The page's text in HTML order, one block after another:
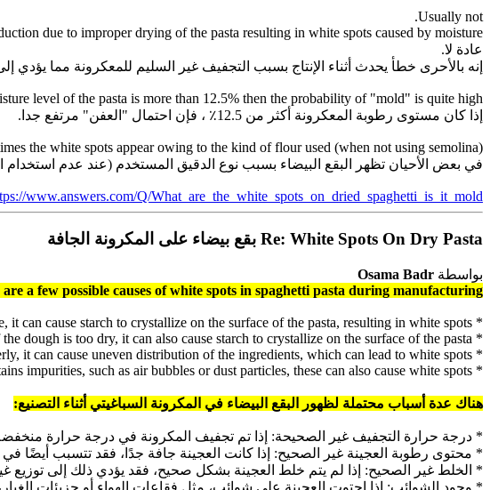
Usually not.
due to improper drying of the pasta resulting in white spots caused by moisture.
عادة لا.
إنه بالأحرى خطأ يحدث أثناء الإنتاج بسبب التجفيف غير السليم للمعكرونة مما يؤدي
level of the pasta is more than 12.5% then the probability of "mold" is quite high.
إذا كان مستوى رطوبة المعكرونة أكثر من 12.5٪ ، فإن احتمال "العفن" مرتفع جدا.
the white spots appear owing to the kind of flour used (when not using semolina)
في بعض الأحيان تظهر البقع البيضاء بسبب نوع الدقيق المستخدم (عند عدم استخدام
www.answers.com/Q/What_are_the_white_spots_on_dried_spaghetti_is_it_mold
Re: White Spots On Dry Pasta بقع بيضاء على المكرونة الجافة
بواسطة Osama Badr
a few possible causes of white spots in spaghetti pasta during manufacturing:
* Incorrect drying temperature: If the pasta is dried at too low of a temperature, it can cause starch to crystallize on the surface of the pasta, resulting in white spots.
* Incorrect dough moisture content: If the dough is too dry, it can also cause starch to crystallize on the surface of the pasta.
* Incorrect mixing: If the dough is not mixed properly, it can cause uneven distribution of the ingredients, which can lead to white spots.
* Presence of impurities: If the dough contains impurities, such as air bubbles or dust particles, these can also cause white spots.
هناك عدة أسباب محتملة لظهور البقع البيضاء في المكرونة السباغيتي أثناء التصنيع:
* درجة حرارة التجفيف غير الصحيحة: إذا تم تجفيف المكرونة في درجة حرارة
* محتوى رطوبة العجينة غير الصحيح: إذا كانت العجينة جافة جدًا، فقد تتسبب أيضًا
* الخلط غير الصحيح: إذا لم يتم خلط العجينة بشكل صحيح، فقد يؤدي ذلك إلى توزيع
* وجود الشوائب: إذا احتوت العجينة على شوائب، مثل فقاعات الهواء أو جزيئات